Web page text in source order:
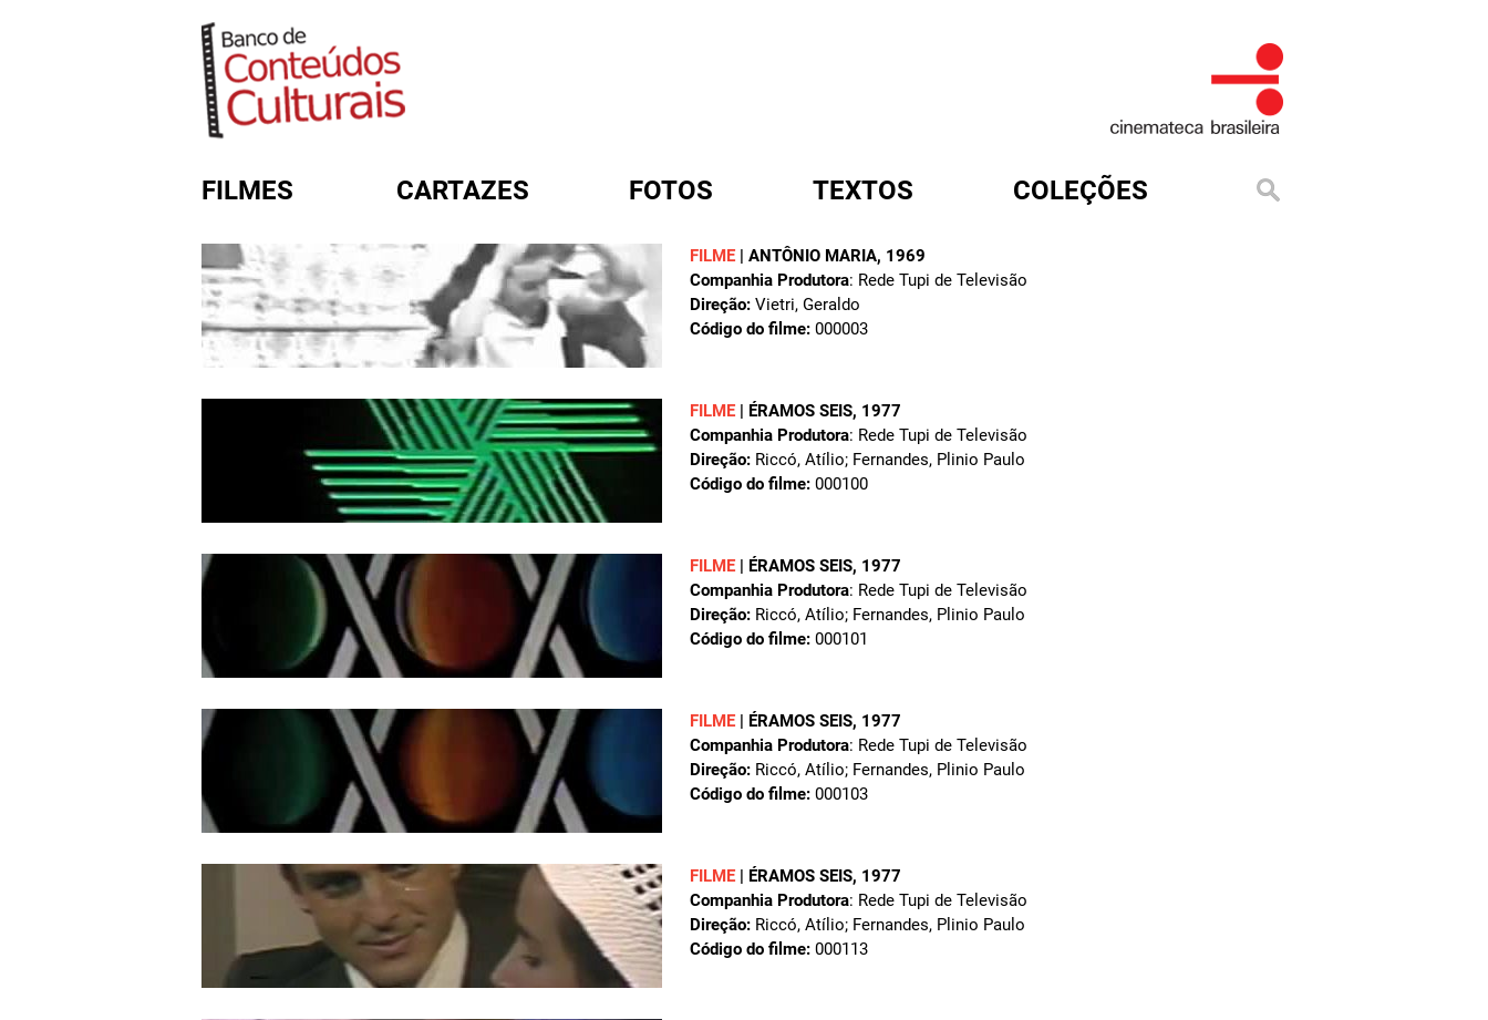
FILMES CARTAZES FOTOS TEXTOS COLEÇÕES
FILME | ANTÔNIO MARIA, 1969
Companhia Produtora: Rede Tupi de Televisão
Direção: Vietri, Geraldo
Código do filme: 000003
FILME | ÉRAMOS SEIS, 1977
Companhia Produtora: Rede Tupi de Televisão
Direção: Riccó, Atílio; Fernandes, Plinio Paulo
Código do filme: 000100
FILME | ÉRAMOS SEIS, 1977
Companhia Produtora: Rede Tupi de Televisão
Direção: Riccó, Atílio; Fernandes, Plinio Paulo
Código do filme: 000101
FILME | ÉRAMOS SEIS, 1977
Companhia Produtora: Rede Tupi de Televisão
Direção: Riccó, Atílio; Fernandes, Plinio Paulo
Código do filme: 000103
FILME | ÉRAMOS SEIS, 1977
Companhia Produtora: Rede Tupi de Televisão
Direção: Riccó, Atílio; Fernandes, Plinio Paulo
Código do filme: 000113
FORMULÁRIO DE BUSCA